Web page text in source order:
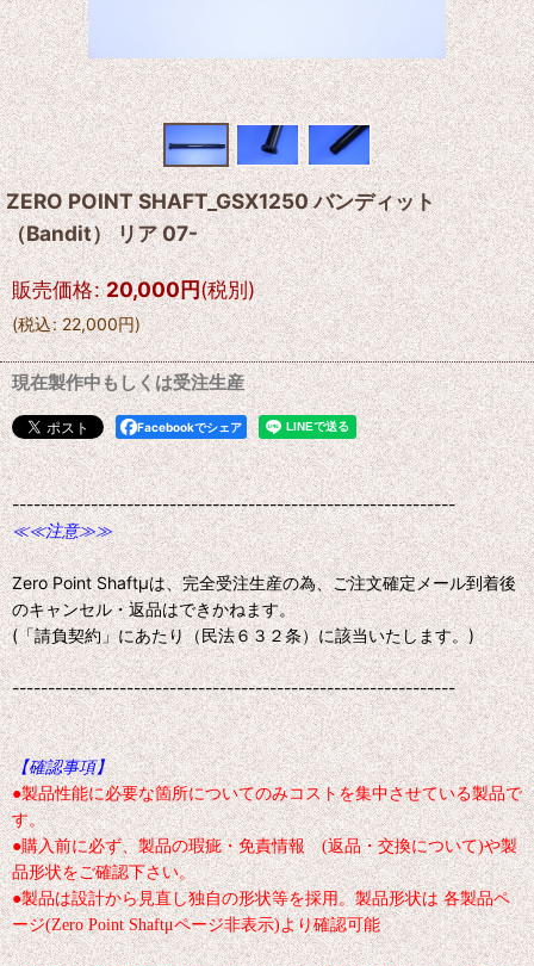
ZERO POINT SHAFT_GSX1250 バンディット
（Bandit） リア 07-
販売価格: 20,000円(税別)
(税込: 22,000円)
現在製作中もしくは受注生産
Facebookでシェア
--------------------------------------------------------------
≪≪注意≫≫
Zero Point Shaftμは、完全受注生産の為、ご注文確定メール到着後
のキャンセル・返品はできかねます。
(「請負契約」にあたり（民法６３２条）に該当いたします。)
--------------------------------------------------------------
【確認事項】
●製品性能に必要な箇所についてのみコストを集中させている製品で
す。
●購入前に必ず、製品の瑕疵・免責情報 (返品・交換について)や製
品形状をご確認下さい。
●製品は設計から見直し独自の形状等を採用。製品形状は 各製品ペ
ージ(Zero Point Shaftμページ非表示)より確認可能